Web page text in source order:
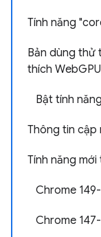
Tính năng
Bản dùng thử
thích WebGPU
Bật tính
Thông tin cập
Tính năng
Chrome
Chrome